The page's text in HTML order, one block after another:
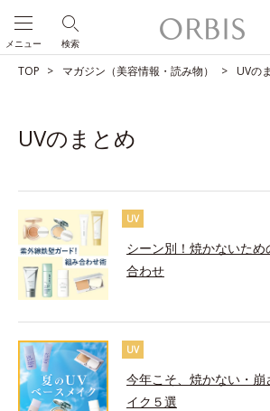
検索
メニュー
TOP マガジン（美容情報・読み物） UVの
UVのまとめ
UV
シーン別！焼かないため
合わせ
UV
今年こそ、焼かない・崩
イク５選